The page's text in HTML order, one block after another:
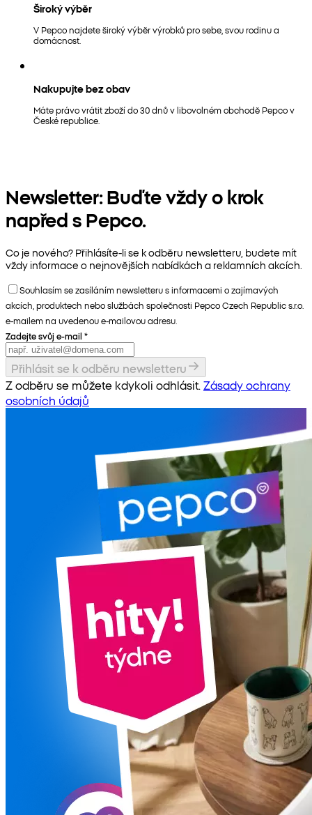
Široký výběr
V Pepco najdete široký výběr výrobků pro sebe, svou rodinu a
domácnost.
Nakupujte bez obav
Máte právo vrátit zboží do 30 dnů v libovolném obchodě Pepco v
České republice.
Newsletter: Buďte vždy o krok
napřed s Pepco.
Co je nového? Přihlásíte-li se k odběru newsletteru, budete mít
vždy informace o nejnovějších nabídkách a reklamních akcích.
Souhlasím se zasíláním newsletteru s informacemi o zajímavých
akcích, produktech nebo službách společnosti Pepco Czech Republic s.r.o.
e-mailem na uvedenou e-mailovou adresu.
Zadejte svůj e-mail *
Přihlásit se k odběru newsletteru
Z odběru se můžete kdykoli odhlásit. Zásady ochrany
osobních údajů